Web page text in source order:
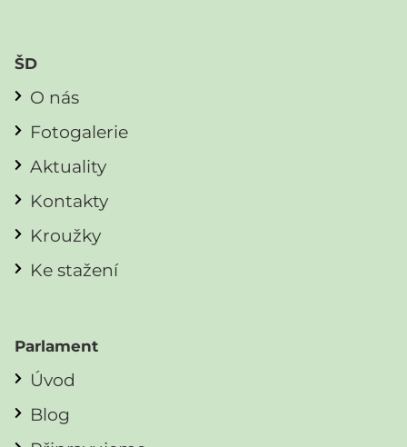
ŠD
O nás
Fotogalerie
Aktuality
Kontakty
Kroužky
Ke stažení
Parlament
Úvod
Blog